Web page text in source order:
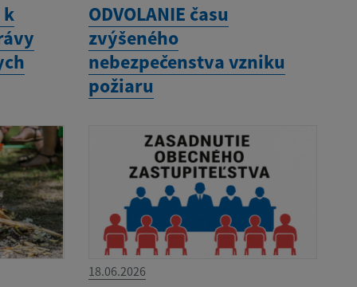
k
ODVOLANIE času
zvýšeného
nebezpečenstva vzniku
požiaru
18.06.2026